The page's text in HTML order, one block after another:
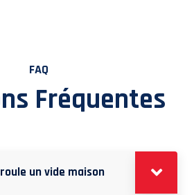
FAQ
Fréquentes
un vide maison